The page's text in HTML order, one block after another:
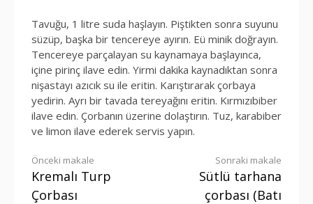
Tavuğu, 1 litre suda haşlayın. Piştikten sonra suyunu
süzüp, başka bir tencereye ayırın. Eü minik doğrayın.
Tencereye parçalayan su kaynamaya başlayınca,
içine pirinç ilave edin. Yirmi dakika kaynadıktan sonra
nişastayı azıcık su ile eritin. Karıştırarak çorbaya
yedirin. Ayrı bir tavada tereyağını eritin. Kırmızıbiber
ilave edin. Çorbanın üzerine dolaştırın. Tuz, karabiber
ve limon ilave ederek servis yapın.
Okumaya
devam
Önceki makale
Kremalı Turp
Çorbası
Sonraki makale
Sütlü tarhana
çorbası (Batı